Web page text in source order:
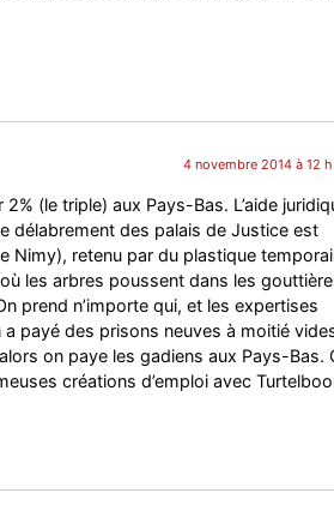
4 novembre 2014 à 12
(le triple) aux Pays-Bas. L’aide
délabrement des palais de Justice est
Nimy), retenu par du plastique
les arbres poussent dans les
prend n’importe qui, et les expertises
payé des prisons neuves à moitié
on paye les gadiens aux Pays-Bas.
créations d’emploi avec